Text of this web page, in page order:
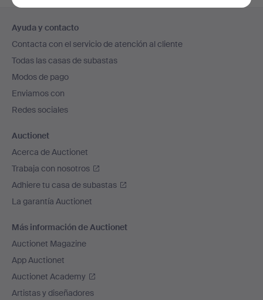
en
el
pie
de
página
Ayuda y contacto
Contacta con el servicio de atención al cliente
Todas las casas de subastas
Modos de pago
Enviamos con
Redes sociales
Auctionet
Acerca de Auctionet
Trabaja con nosotros
Adhiere tu casa de subastas
La garantía Auctionet
Más información de Auctionet
Auctionet Magazine
App Auctionet
Auctionet Academy
Artistas y diseñadores